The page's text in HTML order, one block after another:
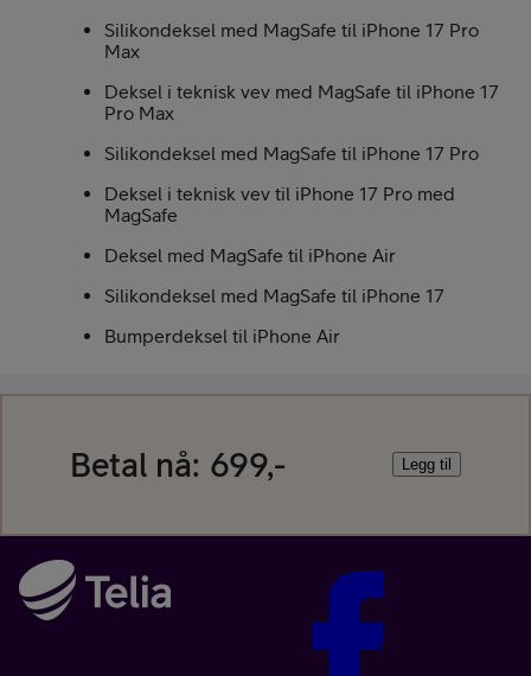
Silikondeksel med MagSafe til iPhone 17 Pro
Max
Deksel i teknisk vev med MagSafe til iPhone 17
Pro Max
Silikondeksel med MagSafe til iPhone 17 Pro
Deksel i teknisk vev til iPhone 17 Pro med
MagSafe
Deksel med MagSafe til iPhone Air
Silikondeksel med MagSafe til iPhone 17
Bumperdeksel til iPhone Air
Betal nå: 699,- Legg til